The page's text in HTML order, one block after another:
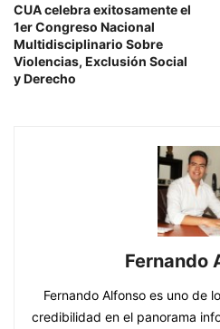
CUA celebra exitosamente el
1er Congreso Nacional
Multidisciplinario Sobre
Violencias, Exclusión Social
y Derecho
Fernando
Fernando Alfonso es uno de
credibilidad en el panorama